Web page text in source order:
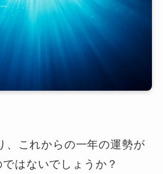
、これからの一年の運勢が
はないでしょうか？